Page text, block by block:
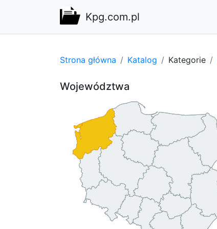
Kpg.com.pl
Strona główna Katalog Kategorie
Województwa